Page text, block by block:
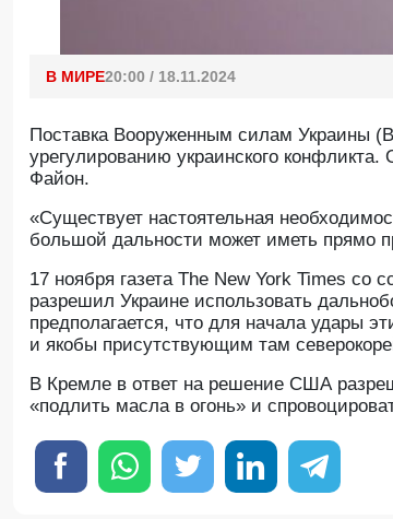
В МИРЕ20:00 / 18.11.2024
Поставка Вооруженным силам Украины
урегулированию украинского
Файон.
«Существует настоятельная
большой дальности может иметь прямо
17 ноября газета The New York Times
разрешил Украине использовать
предполагается, что для начала удары
и якобы присутствующим там
В Кремле в ответ на решение США
«подлить масла в огонь» и